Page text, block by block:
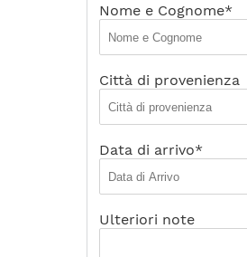
Nome e Cognome*
Città di provenienza
Data di arrivo*
Ulteriori note